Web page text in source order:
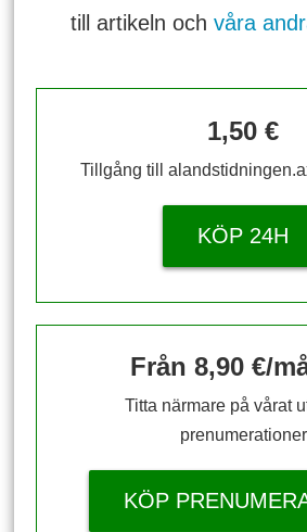
till artikeln och våra
1,50 €
Tillgång till
KÖP 24H
Från 8,90 €/
Titta närmare på vårat
prenumerationer
KÖP